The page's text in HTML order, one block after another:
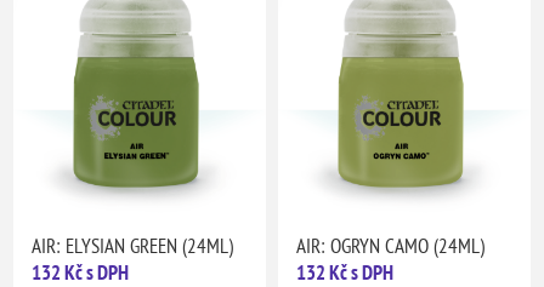
AIR: ELYSIAN GREEN (24ML)
132 Kč s DPH
AIR: OGRYN CAMO (24ML)
132 Kč s DPH